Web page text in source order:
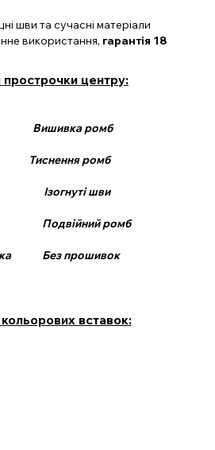
шви та сучасні матеріали
використання, гарантія 18
прострочки центру:
ромб
ромб
Ізогнуті шви
Подвійний ромб
Без прошивок
вставок: